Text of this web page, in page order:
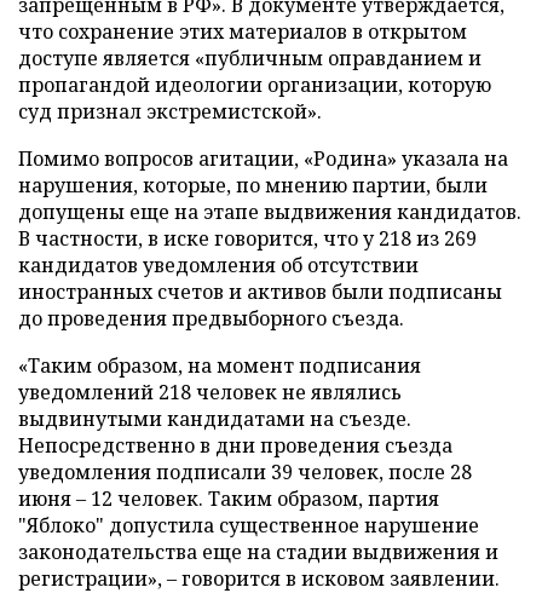
что сохранение этих материалов в открытом
доступе является «публичным оправданием и
пропагандой идеологии организации, которую
суд признал экстремистской».
Помимо вопросов агитации, «Родина» указала на
нарушения, которые, по мнению партии, были
допущены еще на этапе выдвижения кандидатов.
В частности, в иске говорится, что у 218 из 269
кандидатов уведомления об отсутствии
иностранных счетов и активов были подписаны
до проведения предвыборного съезда.
«Таким образом, на момент подписания
уведомлений 218 человек не являлись
выдвинутыми кандидатами на съезде.
Непосредственно в дни проведения съезда
уведомления подписали 39 человек, после 28
июня – 12 человек. Таким образом, партия
"Яблоко" допустила существенное нарушение
законодательства еще на стадии выдвижения и
регистрации», – говорится в исковом заявлении.